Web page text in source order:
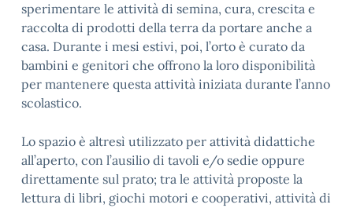
sperimentare le attività di semina, cura, crescita e
raccolta di prodotti della terra da portare anche a
casa. Durante i mesi estivi, poi, l’orto è curato da
bambini e genitori che offrono la loro disponibilità
per mantenere questa attività iniziata durante l’anno
scolastico.
Lo spazio è altresì utilizzato per attività didattiche
all’aperto, con l’ausilio di tavoli e/o sedie oppure
direttamente sul prato; tra le attività proposte la
lettura di libri, giochi motori e cooperativi, attività di